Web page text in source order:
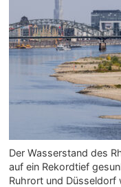
Der Wasserstand des
auf ein Rekordtief
Ruhrort und Düsseldorf